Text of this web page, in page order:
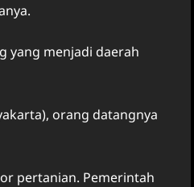
yang menjadi daerah
orang datangnya
pertanian. Pemerintah